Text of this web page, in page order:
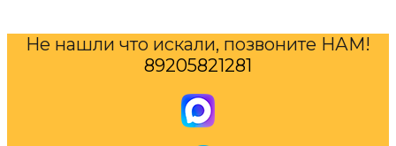
Не нашли что искали, позвоните НАМ!
89205821281